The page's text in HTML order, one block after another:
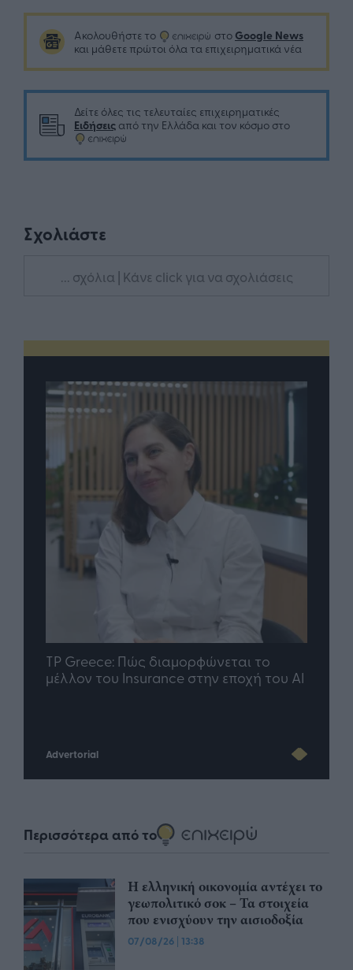
Ακολουθήστε το στο Google News
και μάθετε πρώτοι όλα τα επιχειρηματικά νέα
Δείτε όλες τις τελευταίες επιχειρηματικές
Ειδήσεις από την Ελλάδα και τον κόσμο στο
Σχολιάστε
... σχόλια | Κάνε click για να σχολιάσεις
TP Greece: Πώς διαμορφώνεται το
μέλλον του Insurance στην εποχή του AI
Advertorial
Περισσότερα από το
Η ελληνική οικονομία αντέχει το
γεωπολιτικό σοκ – Τα στοιχεία
που ενισχύουν την αισιοδοξία
07/08/26 | 13:38